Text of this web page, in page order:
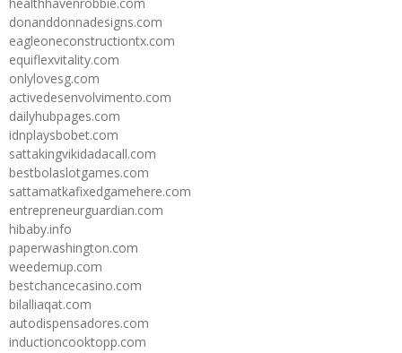
donanddonnadesigns.com
eagleoneconstructiontx.com
equiflexvitality.com
onlylovesg.com
activedesenvolvimento.com
dailyhubpages.com
idnplaysbobet.com
sattakingvikidadacall.com
bestbolaslotgames.com
sattamatkafixedgamehere.com
entrepreneurguardian.com
hibaby.info
paperwashington.com
weedemup.com
bestchancecasino.com
bilalliaqat.com
autodispensadores.com
inductioncooktopp.com